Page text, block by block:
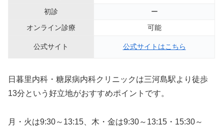
初診
ー
オンライン診療
可能
公式サイト 公式サイトはこちら
日暮里内科・糖尿病内科クリニックは三河島駅より徒歩
13分という好立地がおすすめポイントです。
月・火は9:30～13:15、木・金は9:30～13:15・15:30～